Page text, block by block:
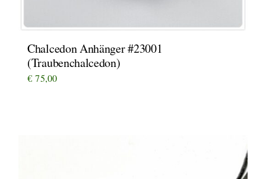
Chalcedon Anhänger #23001
(Traubenchalcedon)
€ 75,00